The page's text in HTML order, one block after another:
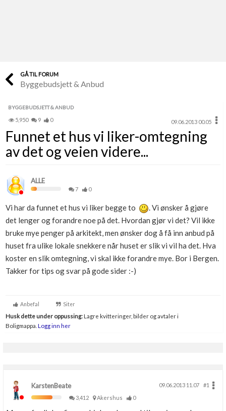
Finn håndverkere
Papirer som mangler
Skaff dokumentasjon som mangler
Kundeservice
Se din bolig? Klikk her
Boligmappa+
Få mer ut av Boligmappa
Nytt
GÅ TIL FORUM
Byggebudsjett & Anbud
BYGGEBUDSJETT & ANBUD
5,950 9 0 09.06.2013 00.05
Funnet et hus vi liker-omtegning
av det og veien videre...
ALLE
7 0
Vi har da funnet et hus vi liker begge to
. Vi ønsker å gjøre
det lenger og forandre noe på det. Hvordan gjør vi det? Vil ikke
bruke mye penger på arkitekt, men ønsker dog å få inn anbud på
huset fra ulike lokale snekkere når huset er slik vi vil ha det. Hva
koster en slik omtegning, vi skal ikke forandre mye. Bor i Bergen.
Takker for tips og svar på gode sider :-)
Anbefal Siter
Husk dette under oppussing:Lagre kvitteringer, bilder og avtaler i
Boligmappa. Logg inn her
KarstenBeate 09.06.2013 11.07
#1
3,412
Akershus 0